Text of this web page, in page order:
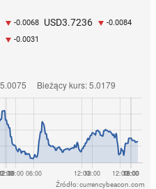
-0.0068 USD3.7236 -0.0084
-0.0031
Źródło: currencybeacon.com